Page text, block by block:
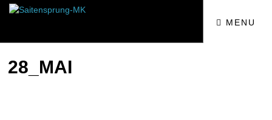
MENU
28_MAI